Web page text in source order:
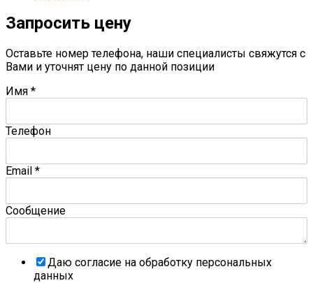
Запросить цену
Оставьте номер телефона, наши специалисты свяжутся с
Вами и уточнят цену по данной позиции
Имя *
Телефон
Email *
Сообщение
Даю согласие на обработку персональных
данных